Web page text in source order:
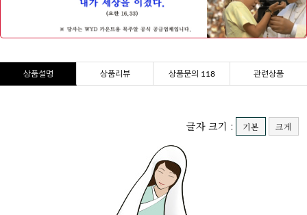
상품설명 상품리뷰 상품문의 118 관련상품
글자 크기 : 기본 크게